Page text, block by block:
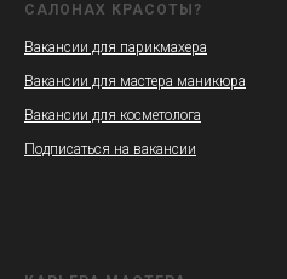
САЛОНАХ КРАСОТЫ?
Вакансии для парикмахера
Вакансии для мастера маникюра
Вакансии для косметолога
Подписаться на вакансии